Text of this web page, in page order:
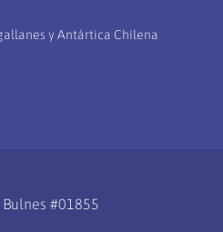
y Antártica Chilena
#01855